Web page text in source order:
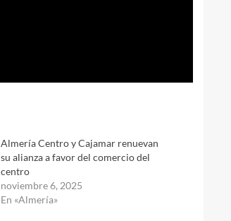
Almería Centro y Cajamar renuevan
su alianza a favor del comercio del
centro
noviembre 6, 2025
En «Almería»